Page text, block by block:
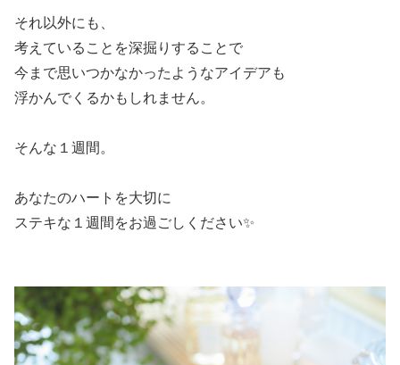
それ以外にも、
考えていることを深掘りすることで
今まで思いつかなかったようなアイデアも
浮かんでくるかもしれません。
そんな１週間。
あなたのハートを大切に
ステキな１週間をお過ごしください✨